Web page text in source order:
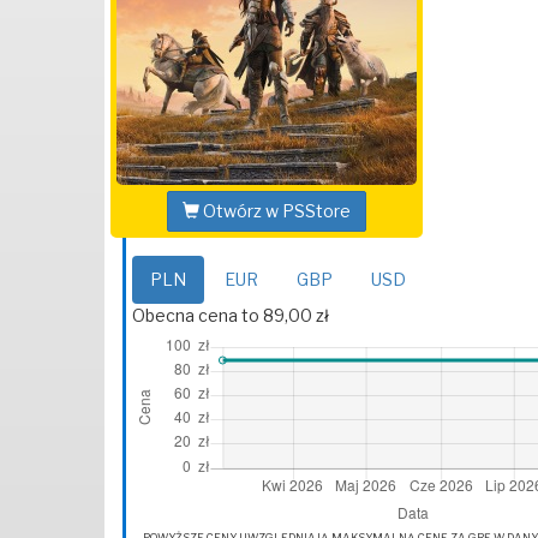
Otwórz w PSStore
PLN EUR GBP
USD
Obecna cena to 89,00 zł